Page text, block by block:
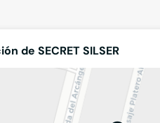
de SECRET SILSER